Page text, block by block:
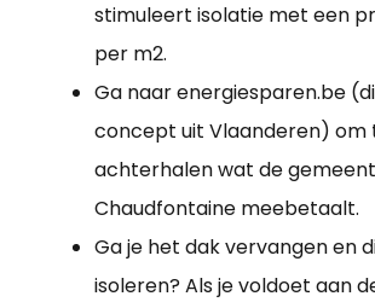
stimuleert isolatie met een
per m2.
Ga naar energiesparen.be
concept uit Vlaanderen) om
achterhalen wat de
Chaudfontaine meebetaalt.
Ga je het dak vervangen en
isoleren? Als je voldoet aan